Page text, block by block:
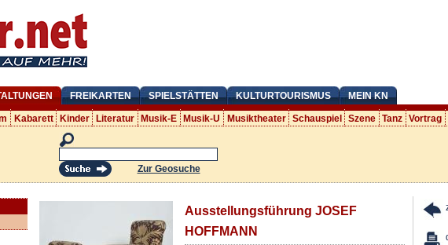
FREIKARTEN SPIELSTÄTTEN KULTURTOURISMUS MEIN KN
Kabarett Kinder Literatur Musik-E Musik-U Musiktheater Schauspiel Szene Tanz Vortrag
Zur Geosuche
Ausstellungsführung JOSEF
HOFFMANN